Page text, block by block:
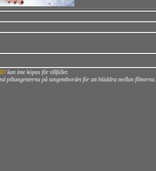
kan inte köpas för tillfället.
piltangenterna på tangentbordet för att bläddra mellan filmerna.